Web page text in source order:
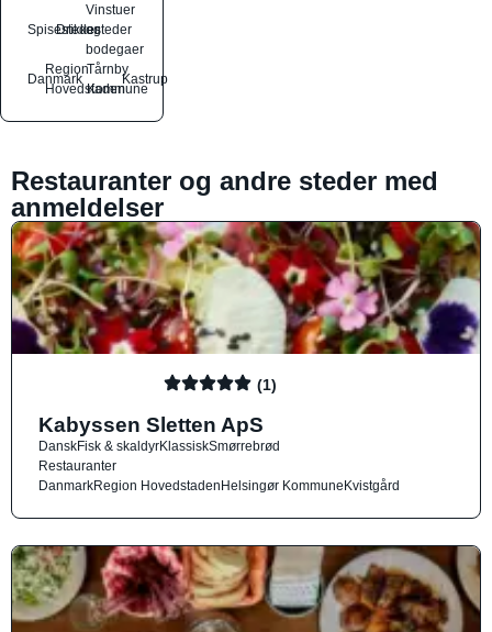
Spisesteder
Drikkesteder
Vinstuer
og
bodegaer
Danmark
Region
Hovedstaden
Tårnby
Kommune
Kastrup
Restauranter og andre steder med
anmeldelser
(1)
Kabyssen Sletten ApS
DanskFisk & skaldyrKlassiskSmørrebrød
Restauranter
DanmarkRegion HovedstadenHelsingør KommuneKvistgård